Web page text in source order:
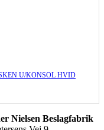
U/KONSOL HVID
Nielsen Beslagfabrik